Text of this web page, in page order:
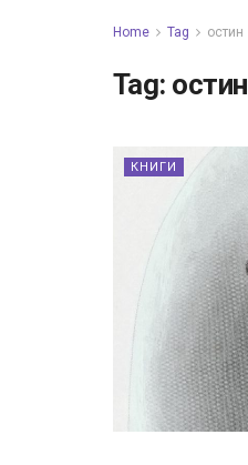
Home Tag остин
Tag: остин
КНИГИ